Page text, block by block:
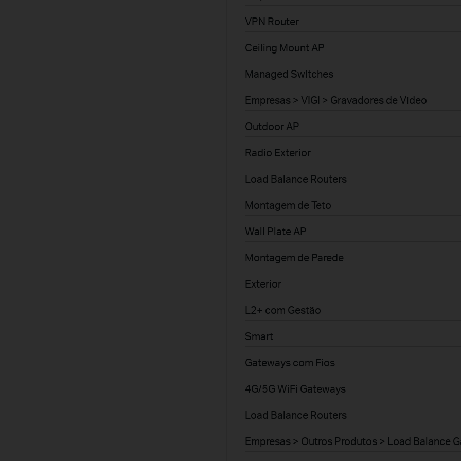
VPN Router
Ceiling Mount AP
Managed Switches
Empresas > VIGI > Gravadores de Video
Outdoor AP
Radio Exterior
Load Balance Routers
Montagem de Teto
Wall Plate AP
Montagem de Parede
Exterior
L2+ com Gestão
Smart
Gateways com Fios
4G/5G WiFi Gateways
Load Balance Routers
Empresas > Outros Produtos > Load Balance